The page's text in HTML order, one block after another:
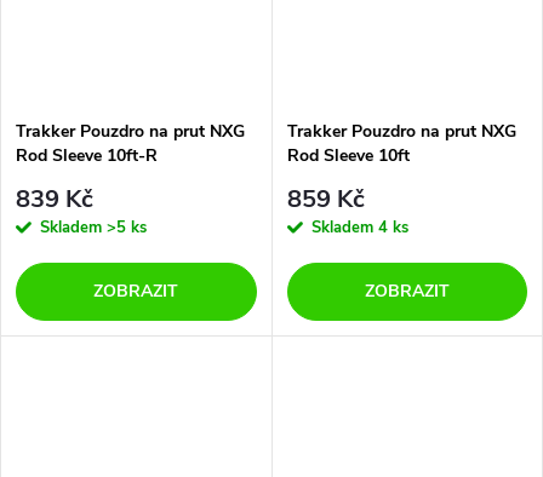
Trakker Pouzdro na prut NXG
Rod Sleeve 10ft-R
839 Kč
Skladem >5 ks
ZOBRAZIT
Trakker Pouzdro na prut NXG
Rod Sleeve 10ft
859 Kč
Skladem 4 ks
ZOBRAZIT